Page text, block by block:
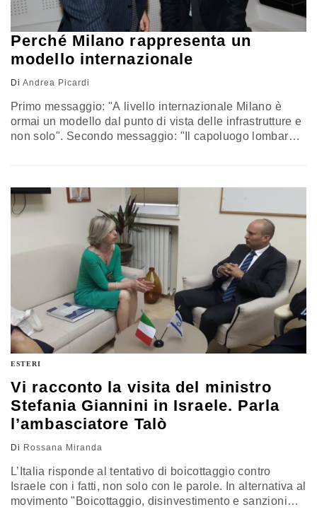
Perché Milano rappresenta un
modello internazionale
Di Andrea Picardi
Primo messaggio: "A livello internazionale Milano è
ormai un modello dal punto di vista delle infrastrutture e
non solo". Secondo messaggio: "Il capoluogo lombardo
Metropolitana Milanese Luca Montani, che ieri ha
partecipato…
ESTERI
Vi racconto la visita del ministro
Stefania Giannini in Israele. Parla
l’ambasciatore Talò
Di Rossana Miranda
L’Italia risponde al tentativo di boicottaggio contro
Israele con i fatti, non solo con le parole. In alternativa al
movimento "Boicottaggio, disinvestimento e sanzioni